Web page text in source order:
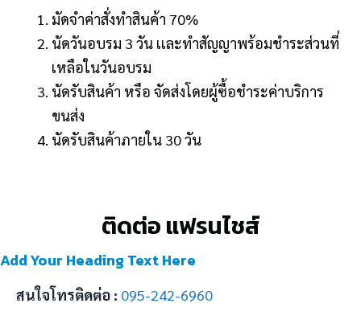
มัดจำค่าสั่งทำสินค้า 70%
นัดวันอบรม 3 วัน เเละทำสัญญาพร้อมชำระส่วนที่
เหลือในวันอบรม
นัดรับสินค้า หรือ จัดส่งโดยผู้ซื้อชำระค่าบริการ
ขนส่ง
นัดรับสินค้าภายใน 30 วัน
ติดต่อ แฟรนไชส์
Add Your Heading Text Here
สนใจโทรติดต่อ : 095-242-6960